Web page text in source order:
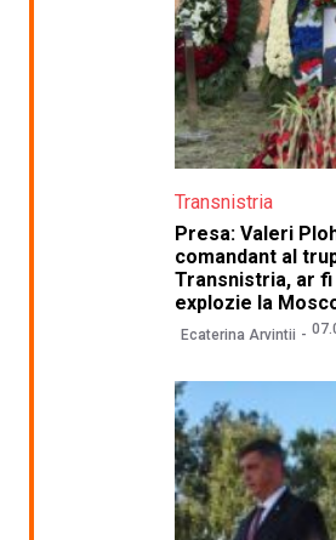
Transnistria
Presa: Valeri
comandant al
Transnistria, ar
explozie la
Ecaterina Arvintii